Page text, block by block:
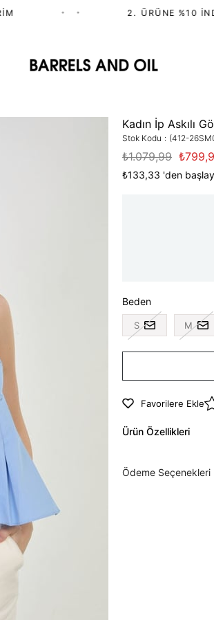
• 2.⁠ ⁠ÜRÜNE %10
Kadın İp Askılı
Stok Kodu (412-
₺1.079,99
₺133,33 'den
Beden
S M
Favorilere Ekle
Ürün Özellikleri
Ödeme Seçenekleri